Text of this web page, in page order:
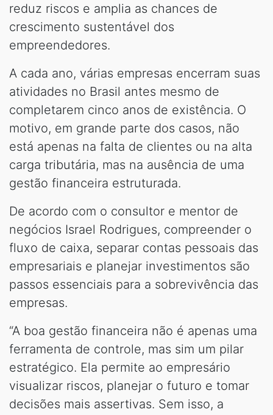
reduz riscos e amplia as chances de
crescimento sustentável dos
empreendedores.
A cada ano, várias empresas encerram suas
atividades no Brasil antes mesmo de
completarem cinco anos de existência. O
motivo, em grande parte dos casos, não
está apenas na falta de clientes ou na alta
carga tributária, mas na ausência de uma
gestão financeira estruturada.
De acordo com o consultor e mentor de
negócios Israel Rodrigues, compreender o
fluxo de caixa, separar contas pessoais das
empresariais e planejar investimentos são
passos essenciais para a sobrevivência das
empresas.
“A boa gestão financeira não é apenas uma
ferramenta de controle, mas sim um pilar
estratégico. Ela permite ao empresário
visualizar riscos, planejar o futuro e tomar
decisões mais assertivas. Sem isso, a